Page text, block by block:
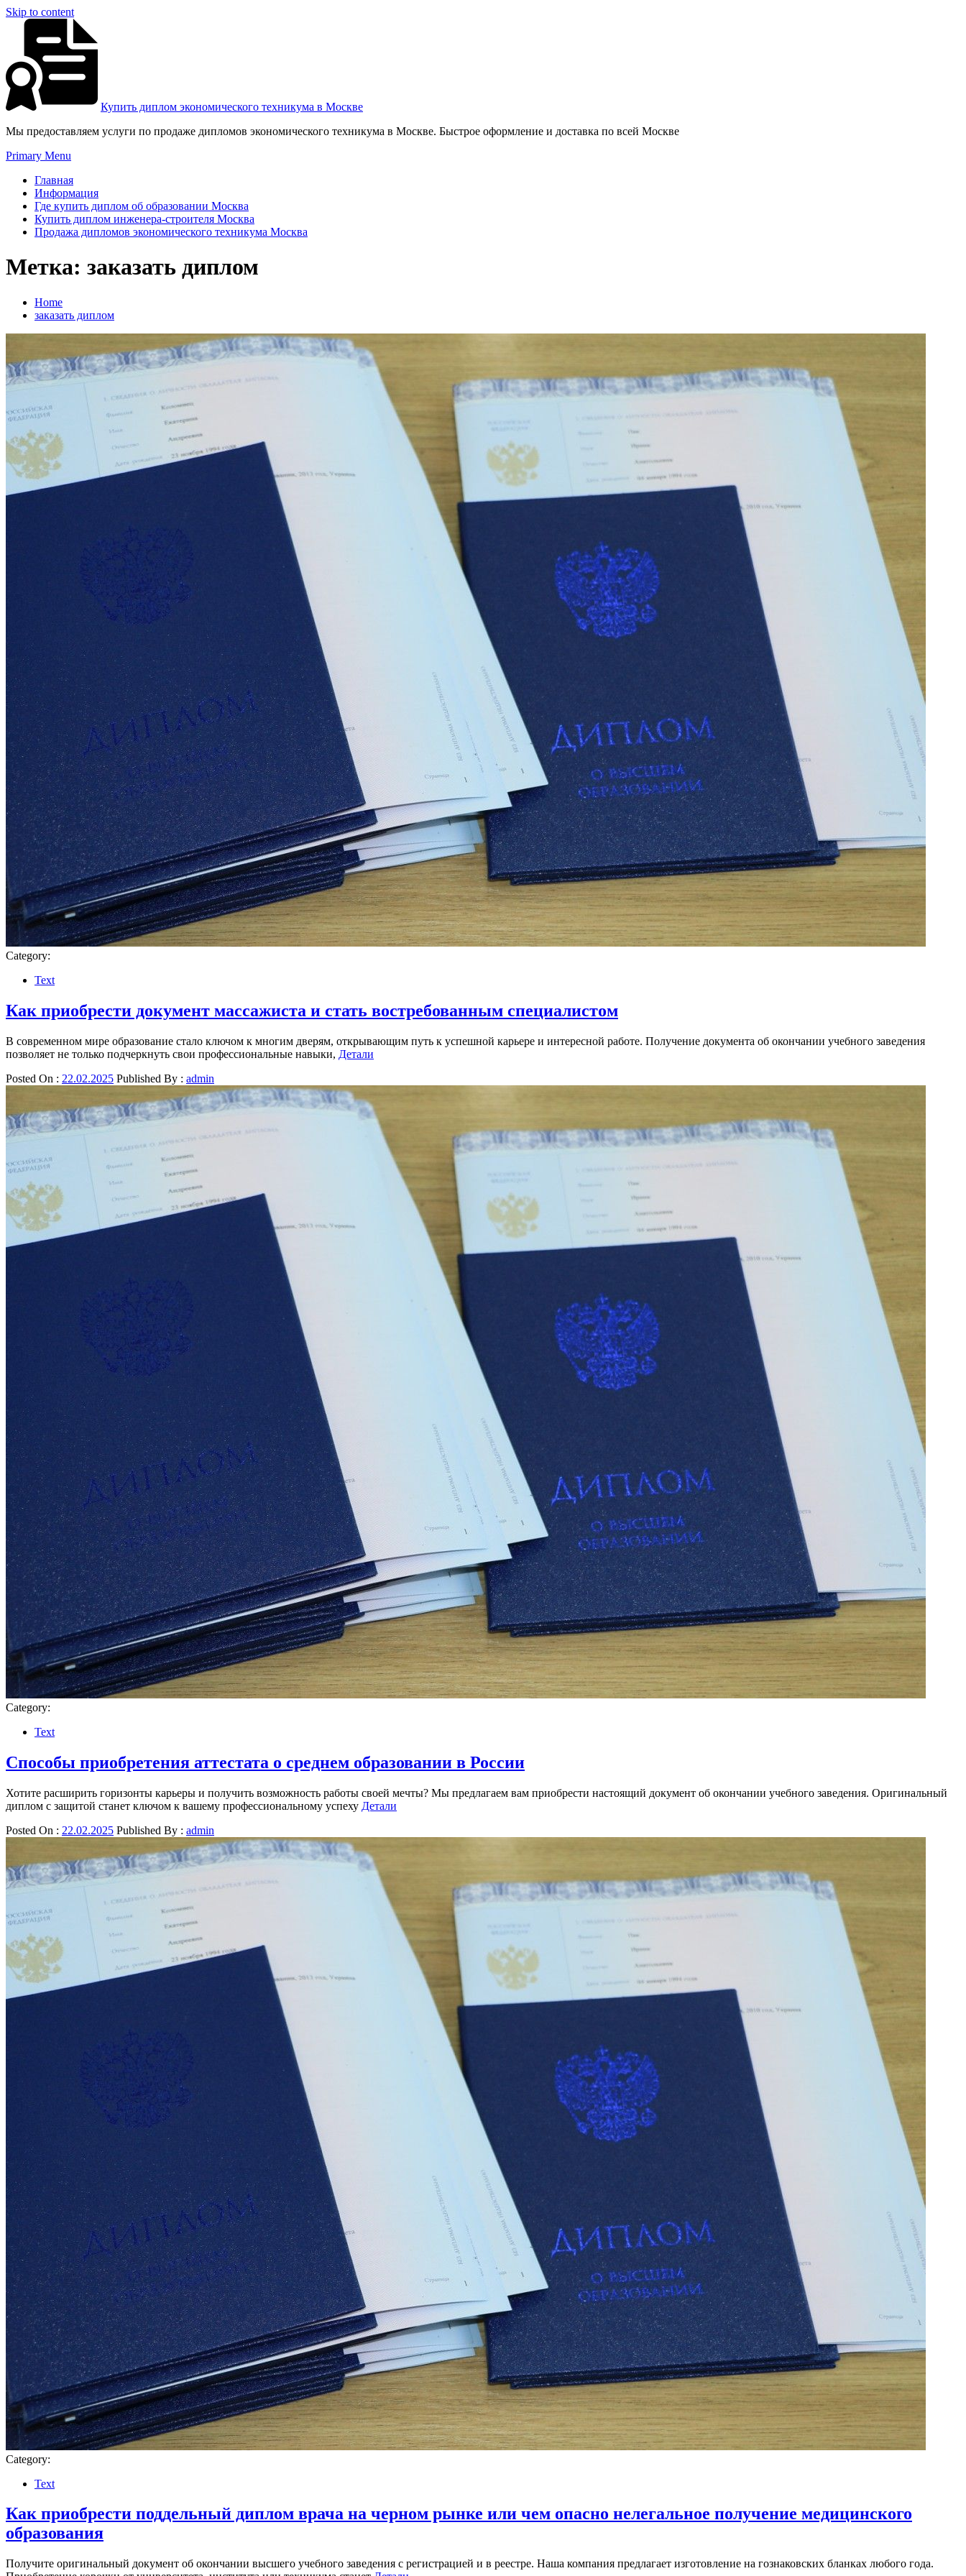
Skip to content
Купить диплом экономического техникума в Москве
Мы предоставляем услуги по продаже дипломов экономического техникума в Москве. Быстрое оформление и доставка по всей Москве
Primary Menu
Главная
Информация
Где купить диплом об образовании Москва
Купить диплом инженера-строителя Москва
Продажа дипломов экономического техникума Москва
Метка: заказать диплом
Home
заказать диплом
Category:
Text
Как приобрести документ массажиста и стать востребованным специалистом
В современном мире образование стало ключом к многим дверям, открывающим путь к успешной карьере и интересной работе. Получение документа об окончании учебного заведения
позволяет не только подчеркнуть свои профессиональные навыки, Детали
Posted On : 22.02.2025 Published By : admin
Category:
Text
Способы приобретения аттестата о среднем образовании в России
Хотите расширить горизонты карьеры и получить возможность работы своей мечты? Мы предлагаем вам приобрести настоящий документ об окончании учебного заведения. Оригинальный
диплом с защитой станет ключом к вашему профессиональному успеху Детали
Posted On : 22.02.2025 Published By : admin
Category:
Text
Как приобрести поддельный диплом врача на черном рынке или чем опасно нелегальное получение медицинского
образования
Получите оригинальный документ об окончании высшего учебного заведения с регистрацией и в реестре. Наша компания предлагает изготовление на гознаковских бланках любого года.